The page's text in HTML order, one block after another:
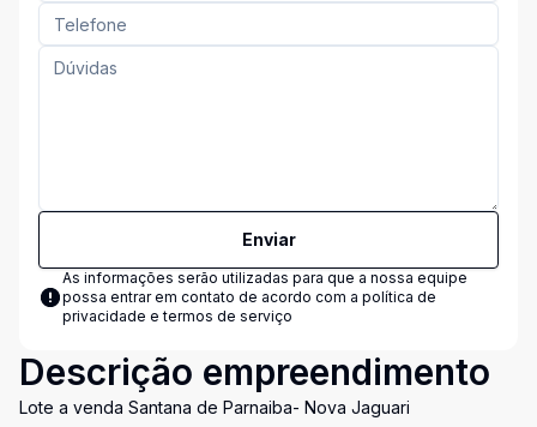
Enviar
As informações serão utilizadas para que a nossa equipe
possa entrar em contato de acordo com a política de
privacidade e termos de serviço
Descrição empreendimento
Lote a venda Santana de Parnaiba- Nova Jaguari